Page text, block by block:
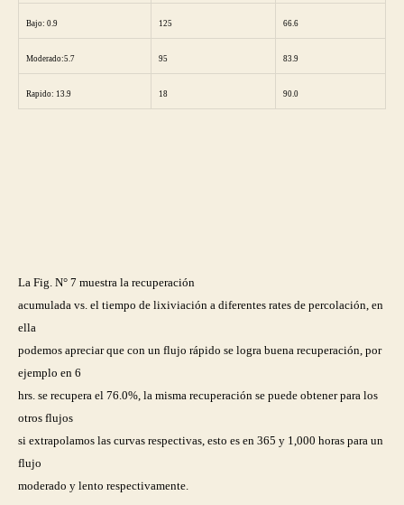
Bajo: 0.9 125 66.6
Moderado:5.7 95 83.9
Rapido: 13.9 18 90.0
La Fig. N° 7 muestra la recuperación
acumulada vs. el tiempo de lixiviación a diferentes rates de percolación, en
ella
podemos apreciar que con un flujo rápido se logra buena recuperación, por
ejemplo en 6
hrs. se recupera el 76.0%, la misma recuperación se puede obtener para los
otros flujos
si extrapolamos las curvas respectivas, esto es en 365 y 1,000 horas para un
flujo
moderado y lento respectivamente.